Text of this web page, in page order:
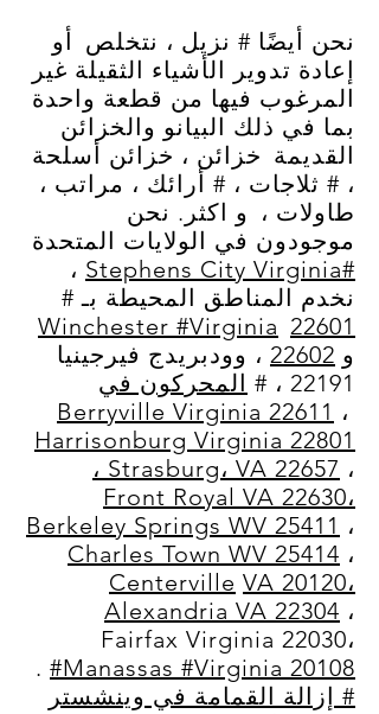
نحن أيضًا # نزيل ، نتخلص أو
إعادة تدوير الأشياء الثقيلة غير
المرغوب فيها من قطعة واحدة
بما في ذلك البيانو والخزائن
القديمة خزائن ، خزائن أسلحة
، # ثلاجات ، # أرائك ، مراتب ،
طاولات ، و اكثر. نحن
موجودون في الولايات المتحدة
#Stephens City Virginia
،
نخدم المناطق المحيطة بـ #
Winchester #Virginia 22601
و 22602 ، وودبريدج فيرجينيا
22191 ، #
المحركون في
Berryville Virginia 22611 ،
Harrisonburg Virginia 22801
، Strasburg، VA 22657 ،
Front Royal VA 22630،
Berkeley Springs WV 25411 ،
Charles Town WV 25414 ،
Centerville VA 20120،
Alexandria VA 22304 ،
Fairfax Virginia 22030،
#Manassas #Virginia 20108
.
# إزالة القمامة في وينشستر